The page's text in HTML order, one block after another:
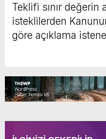
Teklifi sınır değerin
isteklilerden
göre açıklama